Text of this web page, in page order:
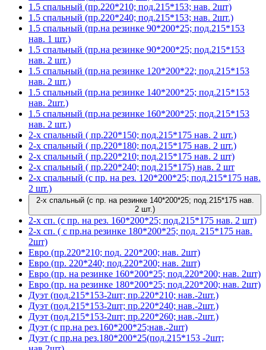
1.5 спальный (пр.220*210; под.215*153; нав. 2шт)
1.5 спальный (пр.220*240; под.215*153; нав. 2шт.)
1.5 спальный (пр.на резинке 90*200*25; под.215*153
нав. 1 шт.)
1.5 спальный (пр.на резинке 90*200*25; под.215*153
нав. 2 шт.)
1.5 спальный (пр.на резинке 120*200*22; под.215*153
нав. 2 шт.)
1.5 спальный (пр.на резинке 140*200*25; под.215*153
нав. 2шт.)
1.5 спальный (пр.на резинке 160*200*25; под.215*153
нав. 2 шт.)
2-х спальный ( пр.220*150; под.215*175 нав. 2 шт.)
2-х спальный ( пр.220*180; под.215*175 нав. 2 шт.)
2-х спальный ( пр.220*210; под.215*175 нав. 2 шт)
2-х спальный ( пр.220*240; под.215*175) нав. 2 шт
2-х спальный (с пр. на рез. 120*200*25; под.215*175 нав.
2 шт.)
2-х спальный (с пр. на резинке 140*200*25; под.215*175 нав.
2 шт.)
2-х сп. (с пр. на рез. 160*200*25; под.215*175 нав. 2 шт)
2-х сп. ( с пр.на резинке 180*200*25; под. 215*175 нав.
2шт)
Евро (пр.220*210; под. 220*200; нав. 2шт)
Евро (пр. 220*240; под.220*200; нав. 2шт)
Евро (пр. на резинке 160*200*25; под.220*200; нав. 2шт)
Евро (пр. на резинке 180*200*25; под.220*200; нав. 2шт)
Дуэт (под.215*153-2шт; пр.220*210; нав.-2шт.)
Дуэт (под.215*153-2шт; пр.220*240; нав.-2шт.)
Дуэт (под.215*153-2шт; пр.220*260; нав.-2шт.)
Дуэт (с пр.на рез.160*200*25;нав.-2шт)
Дуэт (с пр.на рез.180*200*25(под.215*153 -2шт;